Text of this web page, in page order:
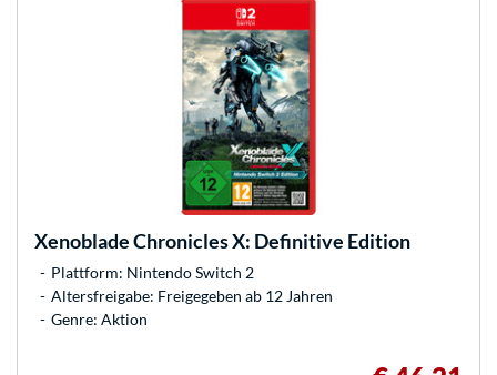
Xenoblade Chronicles X: Definitive Edition
Plattform: Nintendo Switch 2
Altersfreigabe: Freigegeben ab 12 Jahren
Genre: Aktion